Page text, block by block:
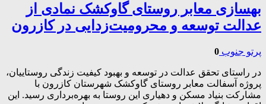
بهسازی معابر روستای گاوکشک نمادی از
عدالت توسعه و محرومیت‌زدایی در کازرون
پرتو جنوب 0
در راستای تحقق عدالت در توسعه و بهبود کیفیت زندگی روستاییان،
پروژه آسفالت معابر روستای گاوکشک شهرستان کازرون با
مشارکت بنیاد مسکن و دهیاری این روستا به بهره‌برداری رسید. این